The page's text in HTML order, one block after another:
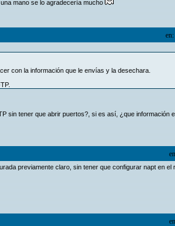
mano se lo agradecería mucho
con la información que le envías y la desechara.
sin tener que abrir puertos?, si es así, ¿que información
previamente claro, sin tener que configurar napt en el